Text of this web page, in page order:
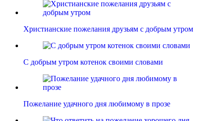
Христианские пожелания друзьям с добрым утром
С добрым утром котенок своими словами
Пожелание удачного дня любимому в прозе